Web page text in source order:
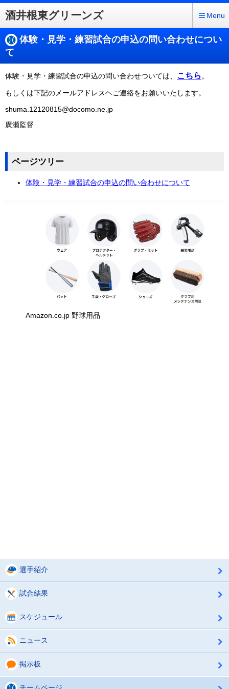
酒井根東グリーンズ Menu
体験・見学・練習試合の申込の問い合わせについ
て
体験・見学・練習試合の申込の問い合わせついては、 こちら。
もしくは下記のメールアドレスヘご連絡をお願いいたします。
shuma.12120815@docomo.ne.jp
廣瀬監督
ページツリー
体験・見学・練習試合の申込の問い合わせについて
Amazon.co.jp 野球用品
選手紹介
試合結果
スケジュール
ニュース
掲示板
チームページ